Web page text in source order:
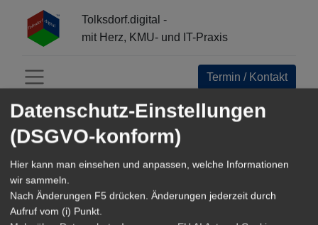
Tolksdorf.digital -
mit Herz, KMU- und IT-Praxis
Termin / Kontakt
Blog Gesamtsicht
INFO-CENTER:
Datenschutz-Einstellungen
(DSGVO-konform)
Hier kann man einsehen und anpassen, welche Informationen
wir sammeln.
Nach Änderungen F5 drücken. Änderungen jederzeit durch
Aufruf vom (i) Punkt.